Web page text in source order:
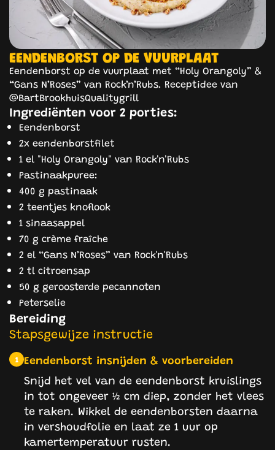
EENDENBORST OP DE VUURPLAAT
Eendenborst op de vuurplaat met “Holy Orangoly” &
“Gans N’Roses” van Rock’n’Rubs. Receptidee van
@BartBrookhuisQualitygrill
Ingrediënten voor 2 porties:
Eendenborst
2x eendenborstfilet
1 el "Holy Orangoly" van Rock'n'Rubs
Pastinaakpuree:
400 g pastinaak
2 teentjes knoflook
1 sinaasappel
70 g crème fraîche
2 el “Gans N’Roses” van Rock'n'Rubs
2 tl citroensap
50 g geroosterde pecannoten
Peterselie
Bereiding
Stapsgewijze instructie
1 Eendenborst insnijden & voorbereiden
Snijd het vel van de eendenborst kruislings
in tot ongeveer ½ cm diep, zonder het vlees
te raken. Wikkel de eendenborsten daarna
in vershoudfolie en laat ze 1 uur op
kamertemperatuur rusten.